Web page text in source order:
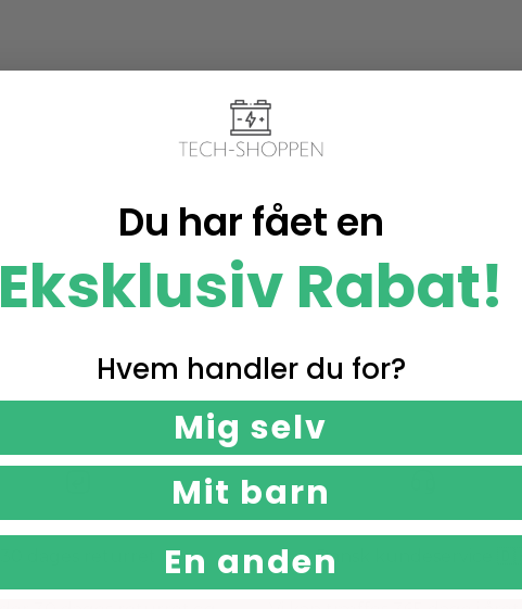
Dansk kundeservice 🇩🇰
Du har fået en
Eksklusiv Rabat!
Hvem handler du for?
Mig selv
Mit barn
En anden